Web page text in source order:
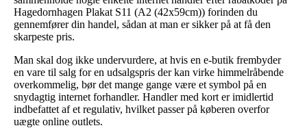
Hagedornhagen Plakat S11 (A2 (42x59cm)) forinden du
gennemfører din handel, sådan at man er sikker på at få den
skarpeste pris.
Man skal dog ikke undervurdere, at hvis en e-butik frembyder
en vare til salg for en udsalgspris der kan virke himmelråbende
overkommelig, bør det mange gange være et symbol på en
snydagtig internet forhandler. Handler med kort er imidlertid
indbefattet af et regulativ, hvilket passer på køberen overfor
uægte online outlets.